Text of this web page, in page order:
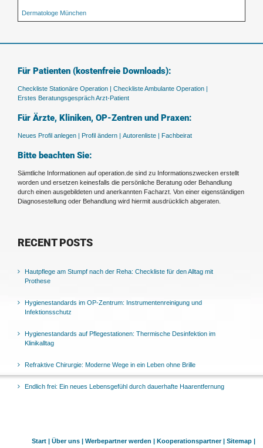
Dermatologe München
Für Patienten (kostenfreie Downloads):
Checkliste Stationäre Operation | Checkliste Ambulante Operation |
Erstes Beratungsgespräch Arzt-Patient
Für Ärzte, Kliniken, OP-Zentren und Praxen:
Neues Profil anlegen | Profil ändern | Autorenliste | Fachbeirat
Bitte beachten Sie:
Sämtliche Informationen auf operation.de sind zu Informationszwecken erstellt
worden und ersetzen keinesfalls die persönliche Beratung oder Behandlung
durch einen ausgebildeten und anerkannten Facharzt. Von einer eigenständigen
Diagnosestellung oder Behandlung wird hiermit ausdrücklich abgeraten.
RECENT POSTS
Hautpflege am Stumpf nach der Reha: Checkliste für den Alltag mit
Prothese
Hygienestandards im OP-Zentrum: Instrumentenreinigung und
Infektionsschutz
Hygienestandards auf Pflegestationen: Thermische Desinfektion im
Klinikalltag
Refraktive Chirurgie: Moderne Wege in ein Leben ohne Brille
Endlich frei: Ein neues Lebensgefühl durch dauerhafte Haarentfernung
Start | Über uns | Werbepartner werden | Kooperationspartner | Sitemap |